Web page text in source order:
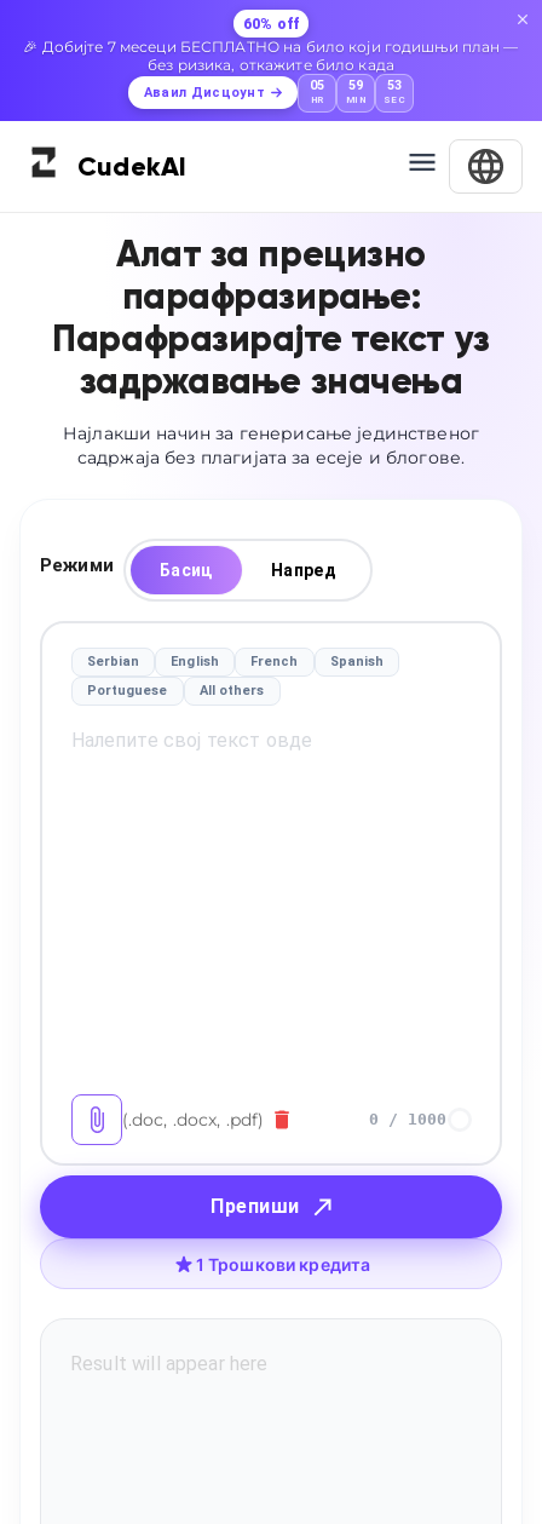
60% off
🎉 Добијте 7 месеци БЕСПЛАТНО на било који годишњи план —
без ризика, откажите било када
Аваил Дисцоунт 05
HR
59
MIN
52
SEC
CudekAI
Алат за прецизно
парафразирање:
Парафразирајте текст уз
задржавање значења
Најлакши начин за генерисање јединственог
садржаја без плагијата за есеје и блогове.
Режими Басиц Напред
Serbian English French
Spanish
Portuguese
All others
(.doc, .docx, .pdf) 0 / 1000
Препиши
1 Трошкови кредита